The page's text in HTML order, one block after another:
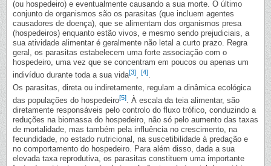
(ou hospedeiro) e eventualmente causando a sua morte. O último
conjunto de organismos são os parasitas (que incluem agentes
causadores de doença), que se alimentam dos organismos presa
(hospedeiros) enquanto estão vivos, e mesmo sendo prejudiciais, a
sua atividade alimentar é geralmente não letal a curto prazo. Regra
geral, os parasitas estabelecem uma forte associação com o
hospedeiro, uma vez que se concentram em poucos ou apenas um
indivíduo durante toda a sua vida[3], [4].
Os parasitas, direta ou indiretamente, regulam a dinâmica ecológica
das populações do hospedeiro[5]
. À escala da teia alimentar, são
diretamente responsáveis pelo controlo do fluxo trófico, conduzindo a
reduções na biomassa do hospedeiro, não só pelo aumento das taxas
de mortalidade, mas também pela influência no crescimento, na
fecundidade, no estado nutricional, na suscetibilidade à predação e
no comportamento do hospedeiro. Para além disso, dada a sua
elevada taxa reprodutiva, os parasitas constituem uma importante